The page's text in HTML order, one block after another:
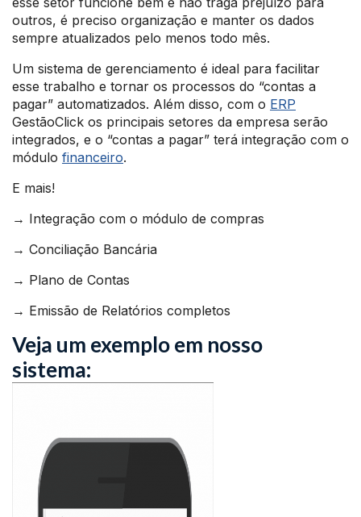
outros, é preciso organização e manter os dados
sempre atualizados pelo menos todo mês.
Um sistema de gerenciamento é ideal para facilitar
esse trabalho e tornar os processos do “contas a
pagar” automatizados. Além disso, com o ERP
GestãoClick os principais setores da empresa serão
integrados, e o “contas a pagar” terá integração com o
módulo financeiro.
E mais!
→ Integração com o módulo de compras
→ Conciliação Bancária
→ Plano de Contas
→ Emissão de Relatórios completos
Veja um exemplo em nosso
sistema: